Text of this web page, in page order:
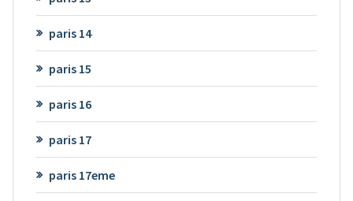
paris 14
paris 15
paris 16
paris 17
paris 17eme